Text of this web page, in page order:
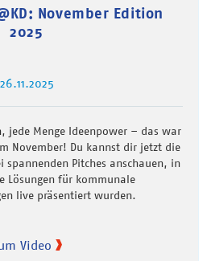
November Edition
2025
26.11.2025
jede Menge Ideenpower – das war
November! Du kannst dir jetzt die
Pitches anschauen, in
Lösungen für kommunale
live präsentiert wurden.
Video